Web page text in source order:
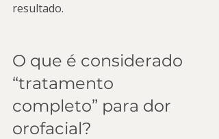
resultado.
O que é considerado
“tratamento
completo” para dor
orofacial?